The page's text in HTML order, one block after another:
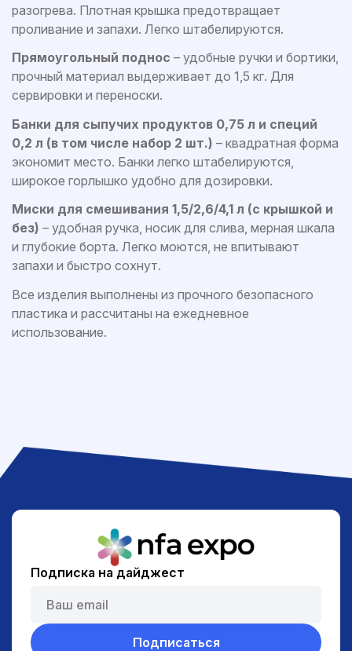
разогрева. Плотная крышка предотвращает
проливание и запахи. Легко штабелируются.
Прямоугольный поднос – удобные ручки и бортики,
прочный материал выдерживает до 1,5 кг. Для
сервировки и переноски.
Банки для сыпучих продуктов 0,75 л и специй
0,2 л (в том числе набор 2 шт.) – квадратная форма
экономит место. Банки легко штабелируются,
широкое горлышко удобно для дозировки.
Миски для смешивания 1,5/2,6/4,1 л (с крышкой и
без) – удобная ручка, носик для слива, мерная шкала
и глубокие борта. Легко моются, не впитывают
запахи и быстро сохнут.
Все изделия выполнены из прочного безопасного
пластика и рассчитаны на ежедневное
использование.
Подписка на дайджест
Подписаться